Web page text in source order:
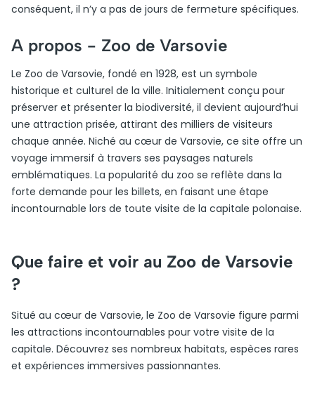
conséquent, il n’y a pas de jours de fermeture spécifiques.
A propos - Zoo de Varsovie
Le Zoo de Varsovie, fondé en 1928, est un symbole
historique et culturel de la ville. Initialement conçu pour
préserver et présenter la biodiversité, il devient aujourd’hui
une attraction prisée, attirant des milliers de visiteurs
chaque année. Niché au cœur de Varsovie, ce site offre un
voyage immersif à travers ses paysages naturels
emblématiques. La popularité du zoo se reflète dans la
forte demande pour les billets, en faisant une étape
incontournable lors de toute visite de la capitale polonaise.
Que faire et voir au Zoo de Varsovie
?
Situé au cœur de Varsovie, le Zoo de Varsovie figure parmi
les attractions incontournables pour votre visite de la
capitale. Découvrez ses nombreux habitats, espèces rares
et expériences immersives passionnantes.